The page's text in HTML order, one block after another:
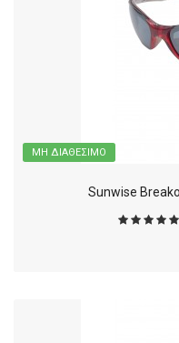
ΜΗ ΔΙΑΘΈΣΙΜΟ
Sunwise